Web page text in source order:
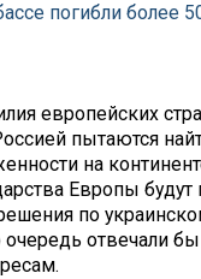
погибли более
европейских
пытаются
на
Европы
по
отвечали